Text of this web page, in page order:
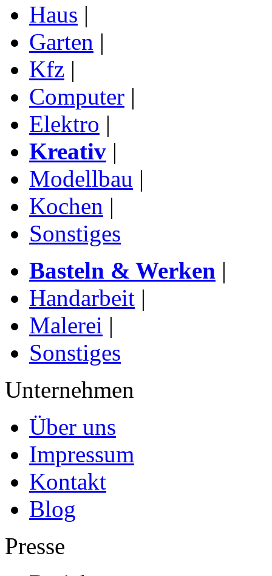
Haus |
Garten |
Kfz |
Computer |
Elektro |
Kreativ |
Modellbau |
Kochen |
Sonstiges
Basteln & Werken |
Handarbeit |
Malerei |
Sonstiges
Unternehmen
Über uns
Impressum
Kontakt
Blog
Presse